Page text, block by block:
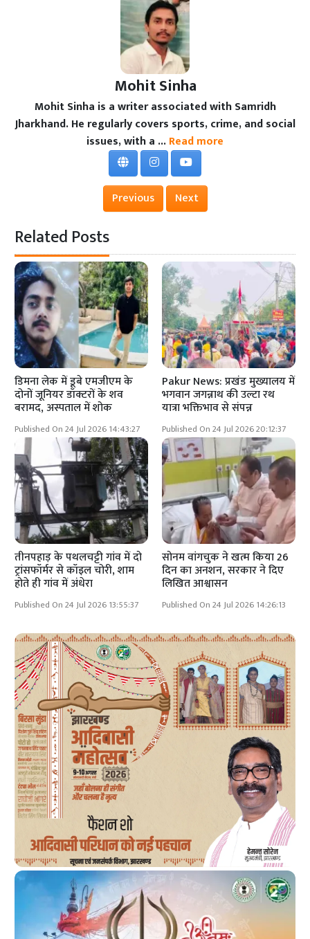
Mohit Sinha
Mohit Sinha is a writer associated with Samridh
Jharkhand. He regularly covers sports, crime, and social
issues, with a ...Read more
Previous Next
Related Posts
डिमना लेक में डूबे एमजीएम के
दोनों जूनियर डॉक्टरों के शव
बरामद, अस्पताल में शोक
Published On 24 Jul 2026 14:43:27
Pakur News: प्रखंड मुख्यालय में
भगवान जगन्नाथ की उल्टा रथ
यात्रा भक्तिभाव से संपन्न
Published On 24 Jul 2026 20:12:37
तीनपहाड़ के पथलचट्टी गांव में दो
ट्रांसफॉर्मर से कॉइल चोरी, शाम
होते ही गांव में अंधेरा
Published On 24 Jul 2026 13:55:37
सोनम वांगचुक ने खत्म किया 26
दिन का अनशन, सरकार ने दिए
लिखित आश्वासन
Published On 24 Jul 2026 14:26:13